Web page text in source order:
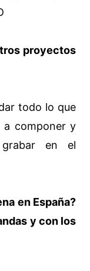
proyectos
todo lo que
a componer y
en el
en España?
y con los